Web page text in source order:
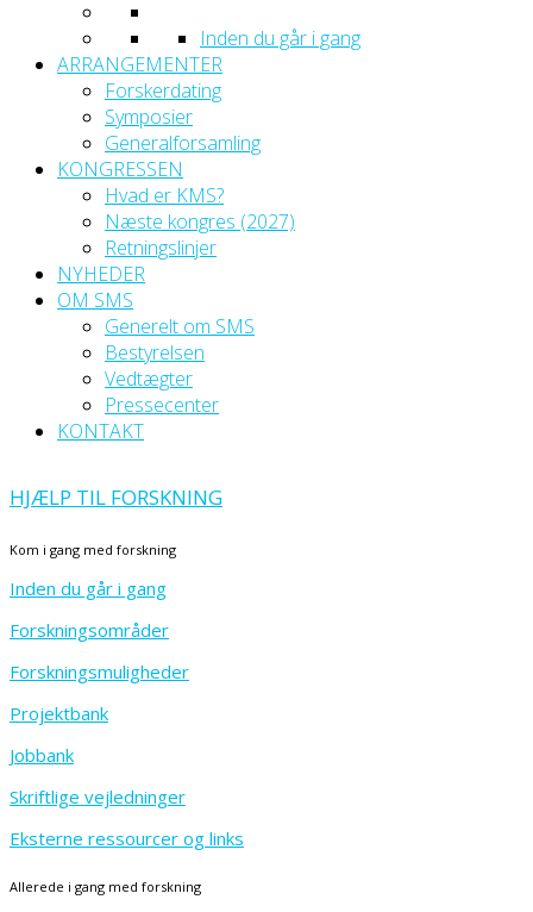
Inden du går i gang
ARRANGEMENTER
Forskerdating
Symposier
Generalforsamling
KONGRESSEN
Hvad er KMS?
Næste kongres (2027)
Retningslinjer
NYHEDER
OM SMS
Generelt om SMS
Bestyrelsen
Vedtægter
Pressecenter
KONTAKT
HJÆLP TIL FORSKNING
Kom i gang med forskning
Inden du går i gang
Forskningsområder
Forskningsmuligheder
Projektbank
Jobbank
Skriftlige vejledninger
Eksterne ressourcer og links
Allerede i gang med forskning